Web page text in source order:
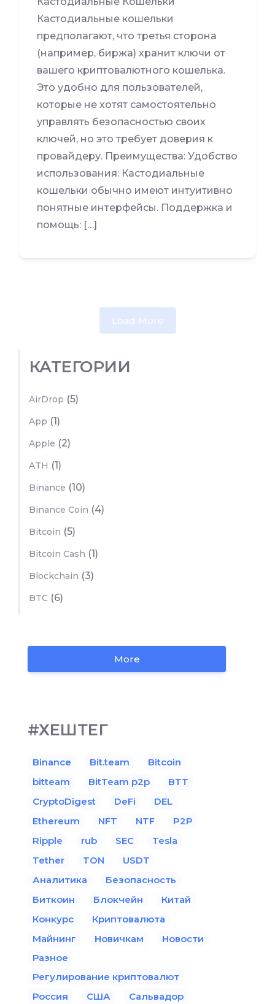
Кастодиальные кошельки
предполагают, что третья сторона
(например, биржа) хранит ключи от
вашего криптовалютного кошелька.
Это удобно для пользователей,
которые не хотят самостоятельно
управлять безопасностью своих
ключей, но это требует доверия к
провайдеру. Преимущества: Удобство
использования: Кастодиальные
кошельки обычно имеют интуитивно
понятные интерфейсы. Поддержка и
помощь: […]
Load More
КАТЕГОРИИ
AirDrop (5)
App (1)
Apple (2)
ATH (1)
Binance (10)
Binance Coin (4)
Bitcoin (5)
Bitcoin Cash (1)
Blockchain (3)
BTC (6)
More
#ХЕШТЕГ
Binance Bit.team
Bitcoin
bitteam
BitTeam p2p
BTT
CryptoDigest
DeFi
DEL
Ethereum
NFT NTF
P2P
Ripple
rub SEC
Tesla
Tether
TON
USDT
Аналитика
Безопасность
Биткоин
Блокчейн
Китай
Конкурс
Криптовалюта
Майнинг
Новичкам
Новости
Разное
Регулирование криптовалют
Россия
США
Сальвадор